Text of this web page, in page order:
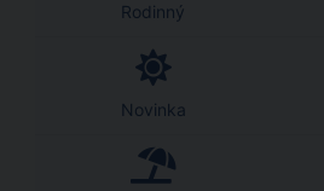
Rodinný
Novinka